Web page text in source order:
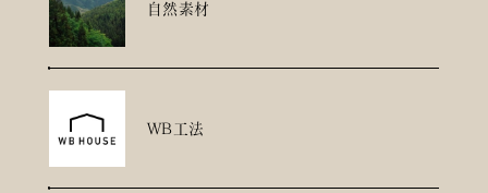
自然素材
WB工法